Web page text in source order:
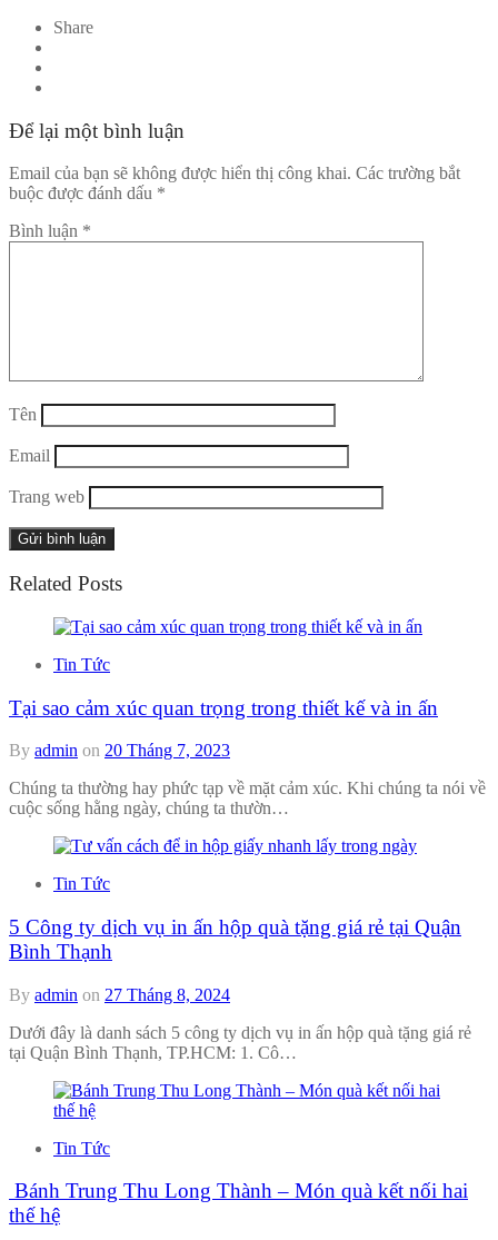
Share
Để lại một bình luận
Email của bạn sẽ không được hiển thị công khai. Các trường bắt
buộc được đánh dấu *
Bình luận *
Tên
Email
Trang web
Related Posts
Tin Tức
Tại sao cảm xúc quan trọng trong thiết kế và in ấn
By admin on 20 Tháng 7, 2023
Chúng ta thường hay phức tạp về mặt cảm xúc. Khi chúng ta nói về
cuộc sống hằng ngày, chúng ta thườn…
Tin Tức
5 Công ty dịch vụ in ấn hộp quà tặng giá rẻ tại Quận
Bình Thạnh
By admin on 27 Tháng 8, 2024
Dưới đây là danh sách 5 công ty dịch vụ in ấn hộp quà tặng giá rẻ
tại Quận Bình Thạnh, TP.HCM: 1. Cô…
Tin Tức
Bánh Trung Thu Long Thành – Món quà kết nối hai
thế hệ